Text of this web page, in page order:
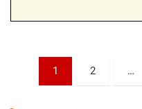
Paginación
1 2 …
Parque de la Velocidad (Asfalto)
Villaguay (Entre Ríos)